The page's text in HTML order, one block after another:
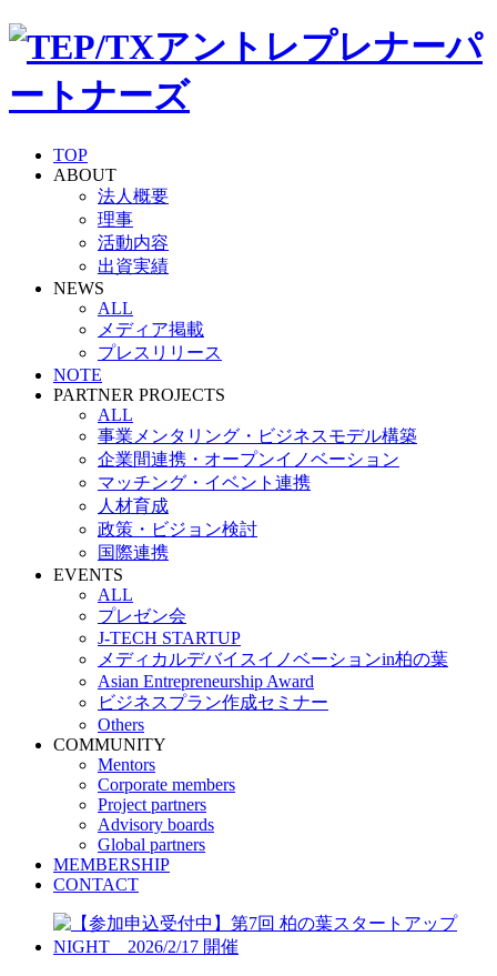
TOP
ABOUT
法人概要
理事
活動内容
出資実績
NEWS
ALL
メディア掲載
プレスリリース
NOTE
PARTNER PROJECTS
ALL
事業メンタリング・ビジネスモデル構築
企業間連携・オープンイノベーション
マッチング・イベント連携
人材育成
政策・ビジョン検討
国際連携
EVENTS
ALL
プレゼン会
J-TECH STARTUP
メディカルデバイスイノベーションin柏の葉
Asian Entrepreneurship Award
ビジネスプラン作成セミナー
Others
COMMUNITY
Mentors
Corporate members
Project partners
Advisory boards
Global partners
MEMBERSHIP
CONTACT